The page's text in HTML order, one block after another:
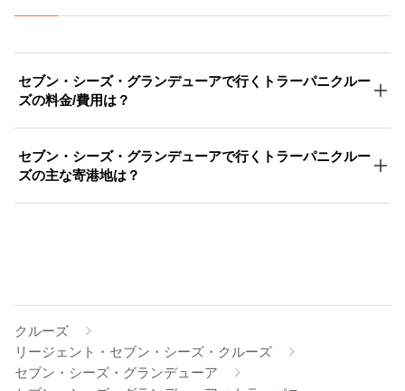
セブン・シーズ・グランデューアで行くトラーパニクルー
ズの料金/費用は？
セブン・シーズ・グランデューアで行くトラーパニクルー
ズの主な寄港地は？
クルーズ
リージェント・セブン・シーズ・クルーズ
セブン・シーズ・グランデューア